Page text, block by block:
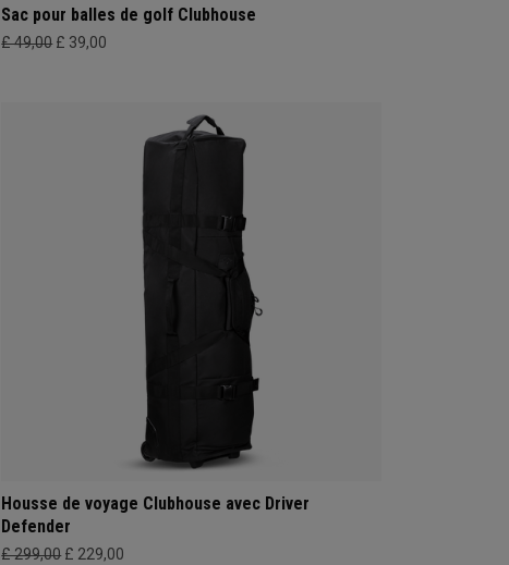
Sac pour balles de golf Clubhouse
£ 49,00 £ 39,00
Housse de voyage Clubhouse avec Driver
Defender
£ 299,00 £ 229,00